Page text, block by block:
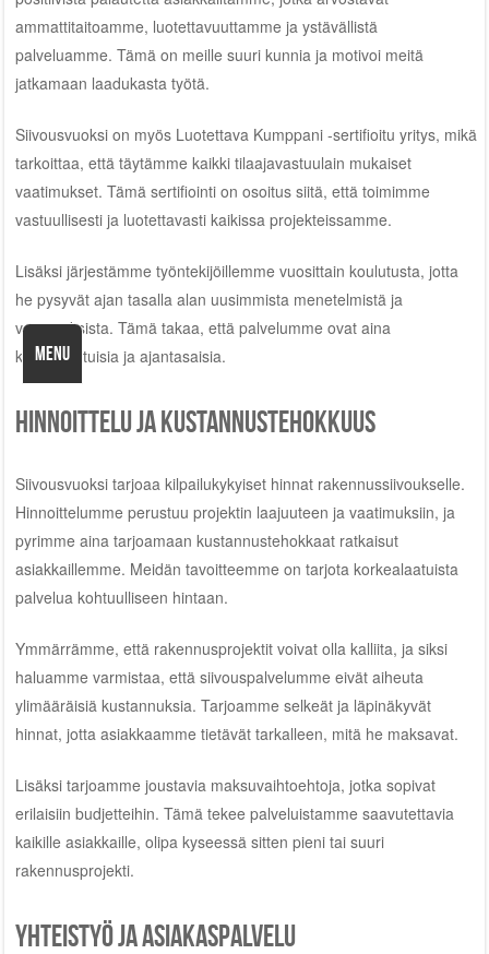
MENU
ammattitaitoamme, luotettavuuttamme ja ystävällistä
palveluamme. Tämä on meille suuri kunnia ja motivoi meitä
jatkamaan laadukasta työtä.
Siivousvuoksi on myös Luotettava Kumppani -sertifioitu yritys, mikä
tarkoittaa, että täytämme kaikki tilaajavastuulain mukaiset
vaatimukset. Tämä sertifiointi on osoitus siitä, että toimimme
vastuullisesti ja luotettavasti kaikissa projekteissamme.
Lisäksi järjestämme työntekijöillemme vuosittain koulutusta, jotta
he pysyvät ajan tasalla alan uusimmista menetelmistä ja
vaatimuksista. Tämä takaa, että palvelumme ovat aina
korkealaatuisia ja ajantasaisia.
Hinnoittelu ja kustannustehokkuus
Siivousvuoksi tarjoaa kilpailukykyiset hinnat rakennussiivoukselle.
Hinnoittelumme perustuu projektin laajuuteen ja vaatimuksiin, ja
pyrimme aina tarjoamaan kustannustehokkaat ratkaisut
asiakkaillemme. Meidän tavoitteemme on tarjota korkealaatuista
palvelua kohtuulliseen hintaan.
Ymmärrämme, että rakennusprojektit voivat olla kalliita, ja siksi
haluamme varmistaa, että siivouspalvelumme eivät aiheuta
ylimääräisiä kustannuksia. Tarjoamme selkeät ja läpinäkyvät
hinnat, jotta asiakkaamme tietävät tarkalleen, mitä he maksavat.
Lisäksi tarjoamme joustavia maksuvaihtoehtoja, jotka sopivat
erilaisiin budjetteihin. Tämä tekee palveluistamme saavutettavia
kaikille asiakkaille, olipa kyseessä sitten pieni tai suuri
rakennusprojekti.
Yhteistyö ja asiakaspalvelu